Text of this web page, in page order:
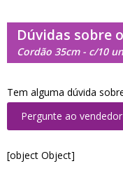
Dúvidas sobre
Cordão 35cm - c/10
Tem alguma dúvida
Pergunte ao vendedor
[object Object]